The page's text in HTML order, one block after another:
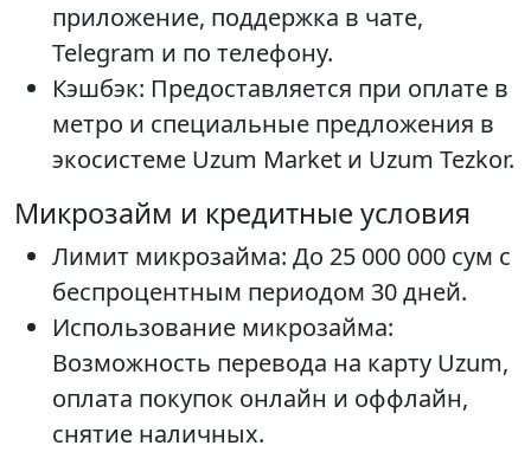
приложение, поддержка в чате,
Telegram и по телефону.
Кэшбэк: Предоставляется при оплате в
метро и специальные предложения в
экосистеме Uzum Market и Uzum Tezkor.
Микрозайм и кредитные условия
Лимит микрозайма: До 25 000 000 сум с
беспроцентным периодом 30 дней.
Использование микрозайма:
Возможность перевода на карту Uzum,
оплата покупок онлайн и оффлайн,
снятие наличных.